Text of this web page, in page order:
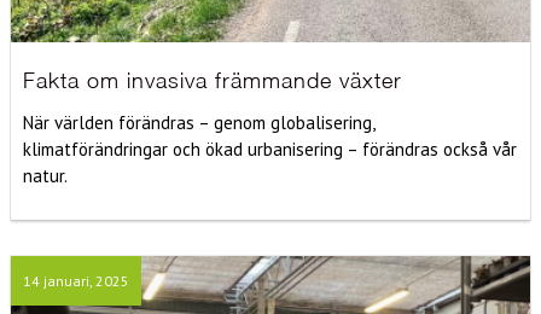
Fakta om invasiva främmande växter
När världen förändras – genom globalisering,
klimatförändringar och ökad urbanisering – förändras också vår
natur.
14 januari, 2025